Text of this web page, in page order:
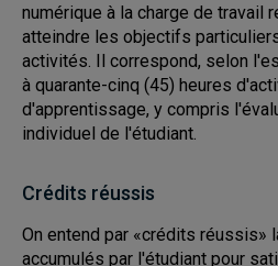
numérique à la charge de travail
atteindre les objectifs
activités. Il correspond, selon
à quarante-cinq (45) heures
d'apprentissage, y compris
individuel de l'étudiant.
Crédits réussis
On entend par «crédits réussis»
accumulés par l'étudiant pour